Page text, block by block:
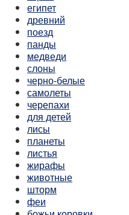
египет
древний
поезд
панды
медведи
слоны
черно-белые
самолеты
черепахи
для детей
лисы
планеты
листья
жирафы
животные
шторм
феи